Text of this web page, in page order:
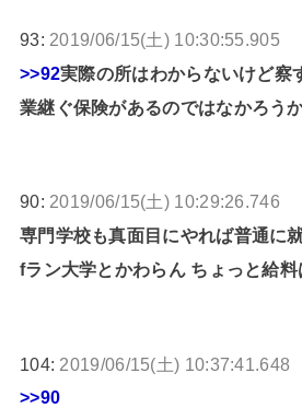
93: 2019/06/15(土) 10:30:55.905
>>92実際の所はわからないけど察
業継ぐ保険があるのではなかろう
90: 2019/06/15(土) 10:29:26.746
専門学校も真面目にやれば普通に
fラン大学とかわらん ちょっと給
104: 2019/06/15(土) 10:37:41.648
>>90